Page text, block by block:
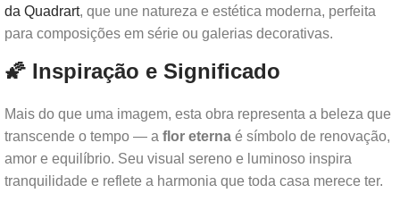
da Quadrart, que une natureza e estética moderna, perfeita
para composições em série ou galerias decorativas.
🌠 Inspiração e Significado
Mais do que uma imagem, esta obra representa a beleza que
transcende o tempo — a flor eterna é símbolo de renovação,
amor e equilíbrio. Seu visual sereno e luminoso inspira
tranquilidade e reflete a harmonia que toda casa merece ter.